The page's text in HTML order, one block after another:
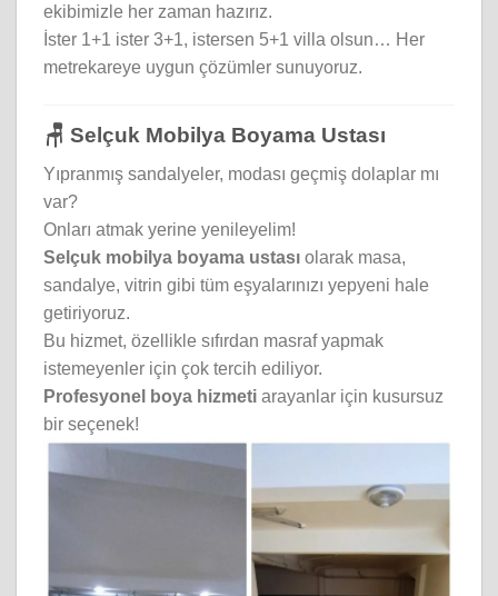
ekibimizle her zaman hazırız.
İster 1+1 ister 3+1, istersen 5+1 villa olsun… Her
metrekareye uygun çözümler sunuyoruz.
🪑 Selçuk Mobilya Boyama Ustası
Yıpranmış sandalyeler, modası geçmiş dolaplar mı
var?
Onları atmak yerine yenileyelim!
Selçuk mobilya boyama ustası olarak masa,
sandalye, vitrin gibi tüm eşyalarınızı yepyeni hale
getiriyoruz.
Bu hizmet, özellikle sıfırdan masraf yapmak
istemeyenler için çok tercih ediliyor.
Profesyonel boya hizmeti arayanlar için kusursuz
bir seçenek!